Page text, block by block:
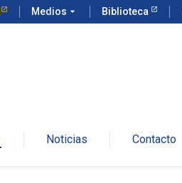
Medios arrow_drop_down Biblioteca
Noticias Contacto